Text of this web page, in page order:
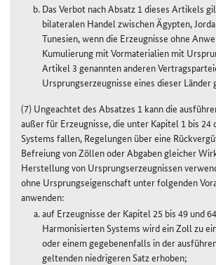
Das Verbot nach Absatz 1 dieses Artikels
bilateralen Handel zwischen Ägypten,
Tunesien, wenn die Erzeugnisse ohne
Kumulierung mit Vormaterialien mit
Artikel 3 genannten anderen
Ursprungserzeugnisse eines dieser Länder
(7) Ungeachtet des Absatzes 1 kann die
außer für Erzeugnisse, die unter Kapitel 1 bis 24
Systems fallen, Regelungen über eine
Befreiung von Zöllen oder Abgaben gleicher
Herstellung von Ursprungserzeugnissen
ohne Ursprungseigenschaft unter folgenden
anwenden:
auf Erzeugnisse der Kapitel 25 bis 49 und
Harmonisierten Systems wird ein Zoll zu
oder einem gegebenenfalls in der
geltenden niedrigeren Satz erhoben;